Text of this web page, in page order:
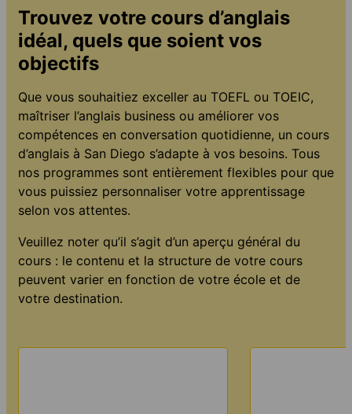
Trouvez votre cours d’anglais
idéal, quels que soient vos
objectifs
Que vous souhaitiez exceller au TOEFL ou TOEIC,
maîtriser l’anglais business ou améliorer vos
compétences en conversation quotidienne, un cours
d’anglais à San Diego s’adapte à vos besoins. Tous
nos programmes sont entièrement flexibles pour que
vous puissiez personnaliser votre apprentissage
selon vos attentes.
Veuillez noter qu’il s’agit d’un aperçu général du
cours : le contenu et la structure de votre cours
peuvent varier en fonction de votre école et de
votre destination.